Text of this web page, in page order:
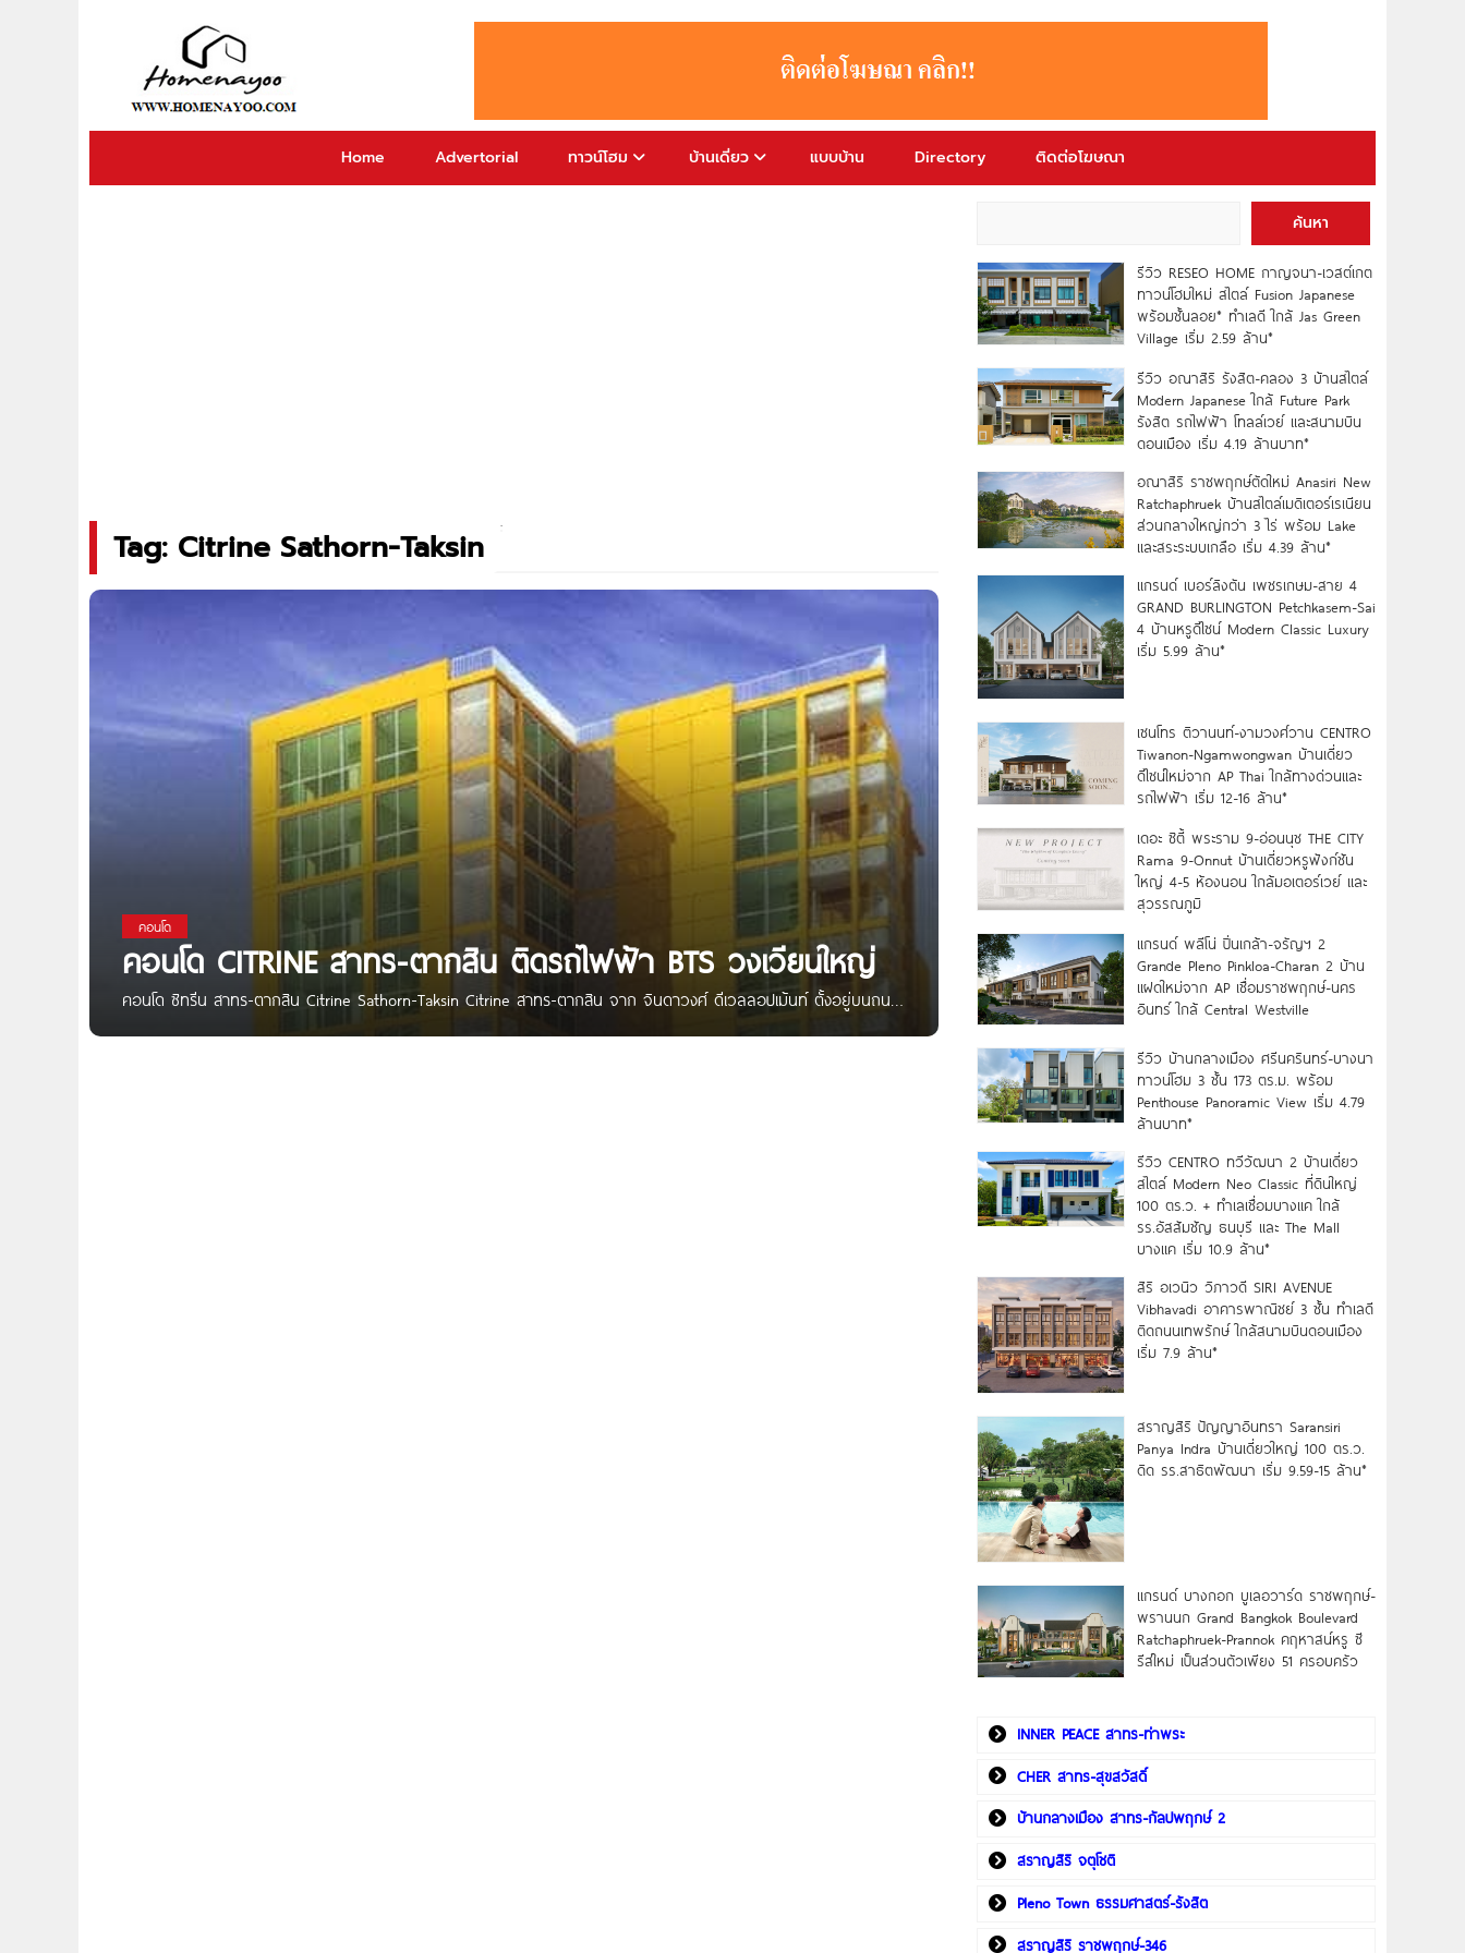
Home Advertorial ทาวน์โฮม บ้านเดี่ยว แบบบ้าน Directory ติดต่อโฆษณา
Tag: Citrine Sathorn-Taksin
คอนโด
คอนโด CITRINE สาทร-ตากสิน ติดรถไฟฟ้า BTS วงเวียนใหญ่
คอนโด ซิทรีน สาทร-ตากสิน Citrine Sathorn-Taksin Citrine สาทร-ตากสิน จาก จินดาวงศ์ ดีเวลลอปเม้นท์ ตั้งอยู่บนถนน
ค้นหา
รีวิว RESEO HOME กาญจนา-เวสต์เกต
ทาวน์โฮมใหม่ สไตล์ Fusion Japanese
พร้อมชั้นลอย* ทำเลดี ใกล้ Jas Green
Village เริ่ม 2.59 ล้าน*
รีวิว อณาสิริ รังสิต-คลอง 3 บ้านสไตล์
Modern Japanese ใกล้ Future Park
รังสิต รถไฟฟ้า โทลล์เวย์ และสนามบิน
ดอนเมือง เริ่ม 4.19 ล้านบาท*
อณาสิริ ราชพฤกษ์ตัดใหม่ Anasiri New
Ratchaphruek บ้านสไตล์เมดิเตอร์เรเนียน
ส่วนกลางใหญ่กว่า 3 ไร่ พร้อม Lake
และสระระบบเกลือ เริ่ม 4.39 ล้าน*
แกรนด์ เบอร์ลิงตัน เพชรเกษม-สาย 4
GRAND BURLINGTON Petchkasem-Sai
4 บ้านหรูดีไซน์ Modern Classic Luxury
เริ่ม 5.99 ล้าน*
เซนโทร ติวานนท์-งามวงศ์วาน CENTRO
Tiwanon-Ngamwongwan บ้านเดี่ยว
ดีไซน์ใหม่จาก AP Thai ใกล้ทางด่วนและ
รถไฟฟ้า เริ่ม 12-16 ล้าน*
เดอะ ซิตี้ พระราม 9-อ่อนนุช THE CITY
Rama 9-Onnut บ้านเดี่ยวหรูฟังก์ชัน
ใหญ่ 4-5 ห้องนอน ใกล้มอเตอร์เวย์ และ
สุวรรณภูมิ
แกรนด์ พลีโน่ ปิ่นเกล้า-จรัญฯ 2
Grande Pleno Pinkloa-Charan 2 บ้าน
แฝดใหม่จาก AP เชื่อมราชพฤกษ์-นคร
อินทร์ ใกล้ Central Westville
รีวิว บ้านกลางเมือง ศรีนครินทร์-บางนา
ทาวน์โฮม 3 ชั้น 173 ตร.ม. พร้อม
Penthouse Panoramic View เริ่ม 4.79
ล้านบาท*
รีวิว CENTRO ทวีวัฒนา 2 บ้านเดี่ยว
สไตล์ Modern Neo Classic ที่ดินใหญ่
100 ตร.ว. + ทำเลเชื่อมบางแค ใกล้
รร.อัสสัมชัญ ธนบุรี และ The Mall
บางแค เริ่ม 10.9 ล้าน*
สิริ อเวนิว วิภาวดี SIRI AVENUE
Vibhavadi อาคารพาณิชย์ 3 ชั้น ทำเลดี
ติดถนนเทพรักษ์ ใกล้สนามบินดอนเมือง
เริ่ม 7.9 ล้าน*
สราญสิริ ปัญญาอินทรา Saransiri
Panya Indra บ้านเดี่ยวใหญ่ 100 ตร.ว.
ดิด รร.สาธิตพัฒนา เริ่ม 9.59-15 ล้าน*
แกรนด์ บางกอก บูเลอวาร์ด ราชพฤกษ์-
พรานนก Grand Bangkok Boulevard
Ratchaphruek-Prannok คฤหาสน์หรู ซี
รีส์ใหม่ เป็นส่วนตัวเพียง 51 ครอบครัว
INNER PEACE สาทร-ท่าพระ
CHER สาทร-สุขสวัสดิ์
บ้านกลางเมือง สาทร-กัลปพฤกษ์ 2
สราญสิริ จตุโชติ
Pleno Town ธรรมศาสตร์-รังสิต
สราญสิริ ราชพฤกษ์-346